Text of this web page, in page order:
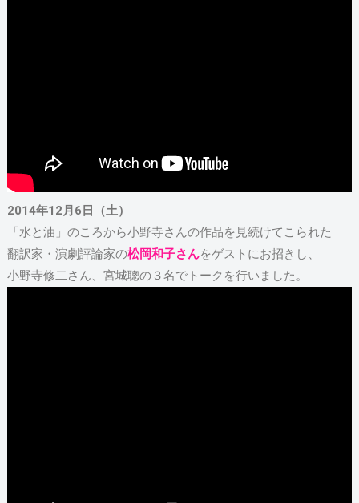
2014年12月6日（土）
「水と油」のころから小野寺さんの作品を見続けてこられた
翻訳家・演劇評論家の松岡和子さんをゲストにお招きし、
小野寺修二さん、宮城聰の３名でトークを行いました。